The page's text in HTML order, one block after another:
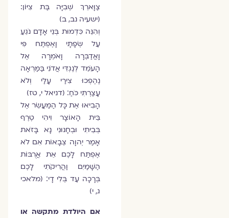
צַוָּארֵךְ שְׁבִיָּה בַּת צִיּוֹן:
(ישעיה נב, ב)
וְהִנֵּה כִּדְמוּת בְּנֵי אָדָם נֹגֵעַ
עַל שְׂפָתָי וָאֶפְתַּח פִּי
וָאֲדַבְּרָה וָאֹמְרָה אֶל
הָעֹמֵד לְנֶגְדִּי אֲדֹנִי בַּמַּרְאָה
נֶהֶפְכוּ צִירַי עָלַי וְלֹא
עָצַרְתִּי כֹּחַ׃ (דניאל י, טז)
הָבִיאוּ אֶת כָּל הַמַּעֲשֵׂר אֶל
בֵּית הָאוֹצָר וִיהִי טֶרֶף
בְּבֵיתִי וּבְחָנוּנִי נָא בָּזֹאת
אָמַר יְהוָה צְבָאוֹת אִם לֹא
אֶפְתַּח לָכֶם אֵת אֲרֻבּוֹת
הַשָּׁמַיִם וַהֲרִיקֹתִי לָכֶם
בְּרָכָה עַד בְּלִי דָי׃ (מלאכי
ג, י)
אם היולדת מתקשה או